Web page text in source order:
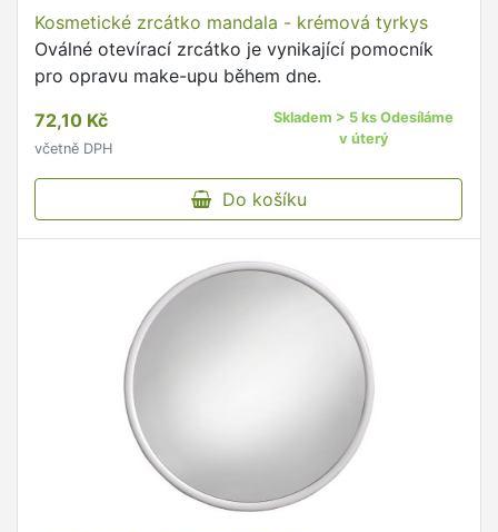
Kosmetické zrcátko mandala - krémová tyrkys
Oválné otevírací zrcátko je vynikající pomocník
pro opravu make-upu během dne.
72,10 Kč
včetně DPH
Skladem > 5 ks Odesíláme
v úterý
Do košíku